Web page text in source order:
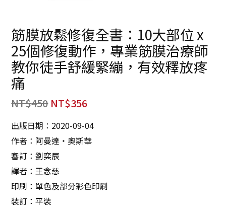
筋膜放鬆修復全書：10大部位 x
25個修復動作，專業筋膜治療師
教你徒手舒緩緊繃，有效釋放疼
痛
NT$450 NT$356
出版日期：2020-09-04
作者：阿曼達‧奧斯華
審訂：劉奕辰
譯者：王念慈
印刷：單色及部分彩色印刷
裝訂：平裝